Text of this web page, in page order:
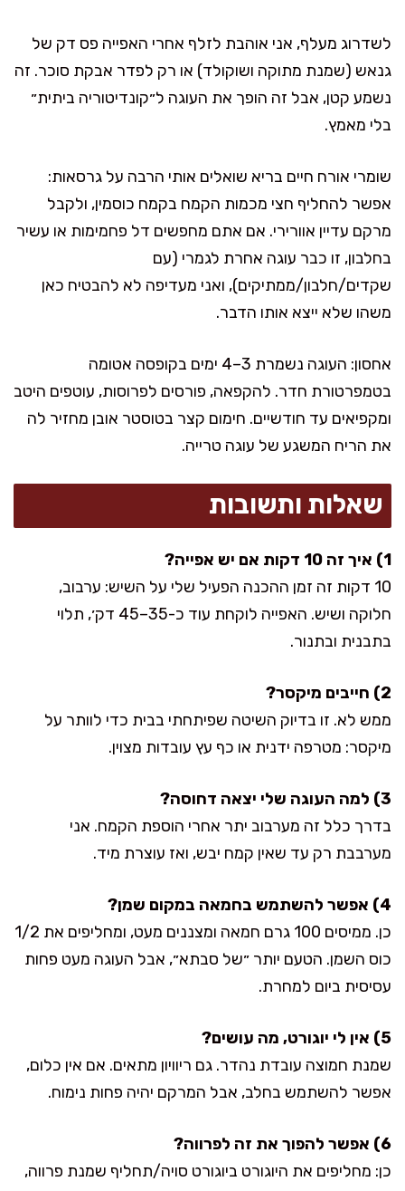
לשדרוג מעלף, אני אוהבת לזלף אחרי האפייה פס דק של
גנאש (שמנת מתוקה ושוקולד) או רק לפדר אבקת סוכר. זה
נשמע קטן, אבל זה הופך את העוגה ל״קונדיטוריה ביתית״
בלי מאמץ.
שומרי אורח חיים בריא שואלים אותי הרבה על גרסאות:
אפשר להחליף חצי מכמות הקמח בקמח כוסמין, ולקבל
מרקם עדיין אוורירי. אם אתם מחפשים דל פחמימות או עשיר
בחלבון, זו כבר עוגה אחרת לגמרי (עם
שקדים/חלבון/ממתיקים), ואני מעדיפה לא להבטיח כאן
משהו שלא ייצא אותו הדבר.
אחסון: העוגה נשמרת 3–4 ימים בקופסה אטומה
בטמפרטורת חדר. להקפאה, פורסים לפרוסות, עוטפים היטב
ומקפיאים עד חודשיים. חימום קצר בטוסטר אובן מחזיר לה
את הריח המשגע של עוגה טרייה.
שאלות ותשובות
1) איך זה 10 דקות אם יש אפייה?
10 דקות זה זמן ההכנה הפעיל שלי על השיש: ערבוב,
חלוקה ושיש. האפייה לוקחת עוד כ-35–45 דק׳, תלוי
בתבנית ובתנור.
2) חייבים מיקסר?
ממש לא. זו בדיוק השיטה שפיתחתי בבית כדי לוותר על
מיקסר: מטרפה ידנית או כף עץ עובדות מצוין.
3) למה העוגה שלי יצאה דחוסה?
בדרך כלל זה מערבוב יתר אחרי הוספת הקמח. אני
מערבבת רק עד שאין קמח יבש, ואז עוצרת מיד.
4) אפשר להשתמש בחמאה במקום שמן?
כן. ממיסים 100 גרם חמאה ומצננים מעט, ומחליפים את 1/2
כוס השמן. הטעם יותר ״של סבתא״, אבל העוגה מעט פחות
עסיסית ביום למחרת.
5) אין לי יוגורט, מה עושים?
שמנת חמוצה עובדת נהדר. גם ריוויון מתאים. אם אין כלום,
אפשר להשתמש בחלב, אבל המרקם יהיה פחות נימוח.
6) אפשר להפוך את זה לפרווה?
כן: מחליפים את היוגורט ביוגורט סויה/תחליף שמנת פרווה,